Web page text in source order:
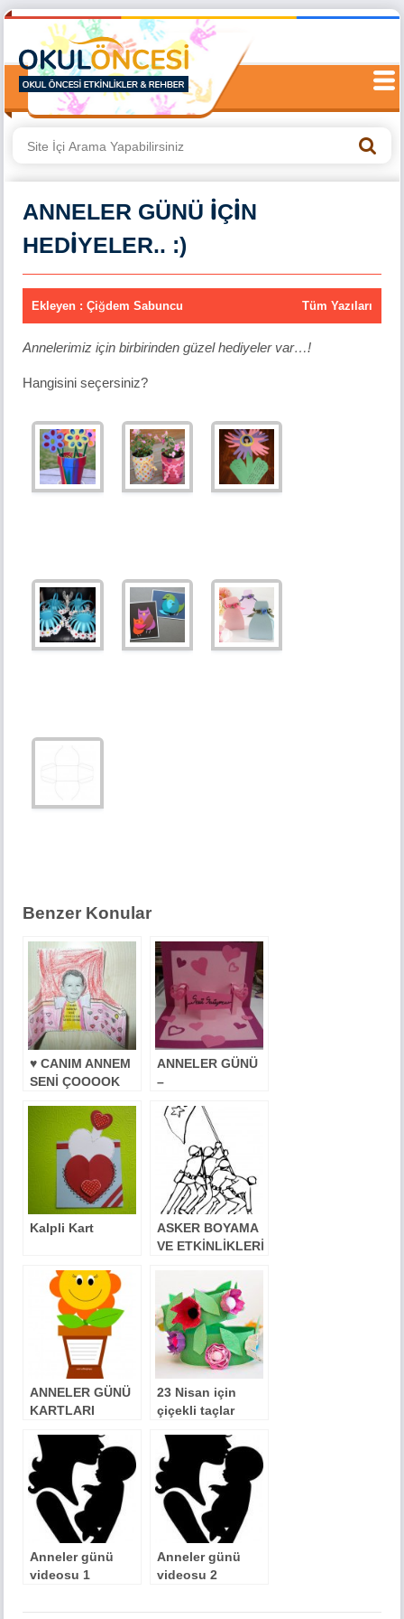
ANNELER GÜNÜ İÇİN
HEDİYELER.. :)
Ekleyen : Çiğdem Sabuncu Tüm Yazıları
Annelerimiz için birbirinden güzel hediyeler var…!
Hangisini seçersiniz?
Benzer Konular
♥ CANIM ANNEM
SENİ ÇOOOOK
ANNELER GÜNÜ
–
GÜNÜ İÇİN KART
ÖRNEĞİ :)
Kalpli Kart
ASKER BOYAMA
VE ETKİNLİKLERİ
ANNELER GÜNÜ
KARTLARI
23 Nisan için
çiçekli taçlar
Anneler günü
videosu 1
Anneler günü
videosu 2